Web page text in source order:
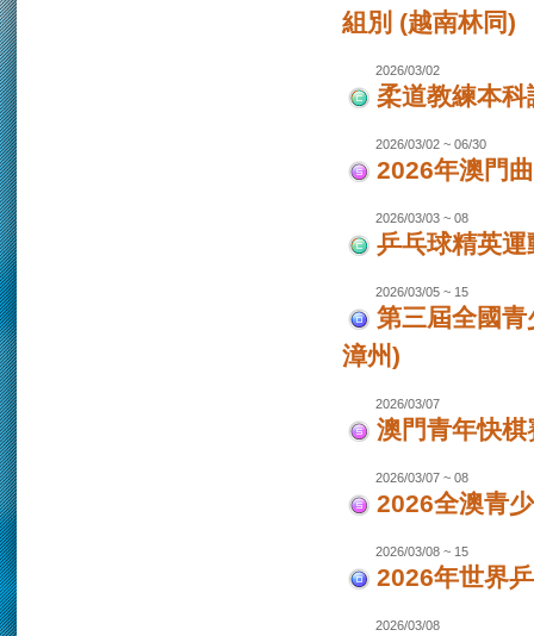
組別 (越南林同)
2026/03/02
柔道教練本科
2026/03/02 ~ 06/30
2026年澳門
2026/03/03 ~ 08
乒乓球精英
2026/03/05 ~ 15
第三屆全國
漳州)
2026/03/07
澳門青年快棋
2026/03/07 ~ 08
2026全澳青
2026/03/08 ~ 15
2026年世界
2026/03/08